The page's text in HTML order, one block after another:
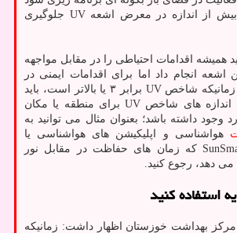
که از قرار گرفتن بیش از اندازه در معرض اشعه UV جلوگیری
همیشه اقدامات احتیاطی را در مقابل مواجهه
اشعه انجام داد اما برای اقدامات ایمنی در
مقابل اشعه UV در زمانیکه شاخص UV برابر ۳ یا بالاتر است، باید
دقت ویژه ای شود. اندازه های شاخص UV برای منطقه یا مکان
وجود داشته باشد؛ بعنوان مثال می توانید به
هواشناسی و اپلیکیشن های هواشناسی یا
SunSmart Global UV App که زمان های حفاظت در مقابل نور
دهد، رجوع کنید.
استفاده کنید
مرکز بهداشت خوزستان اظهار داشت: زمانیکه